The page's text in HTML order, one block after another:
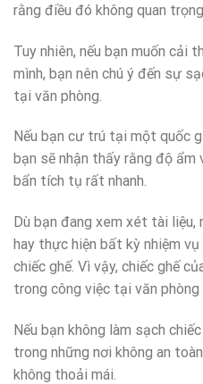
rằng điều đó không quan trọng.
Tuy nhiên, nếu bạn muốn cải
mình, bạn nên chú ý đến sự
tại văn phòng.
Nếu bạn cư trú tại một quốc
bạn sẽ nhận thấy rằng độ ẩm
bẩn tích tụ rất nhanh.
Dù bạn đang xem xét tài
hay thực hiện bất kỳ nhiệm
chiếc ghế. Vì vậy, chiếc ghế
trong công việc tại văn phòng
Nếu bạn không làm sạch
trong những nơi không an
không thoải mái.